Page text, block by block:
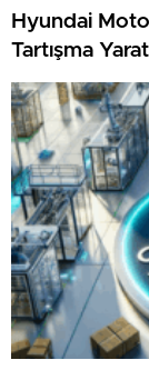
Hyundai
Tartışma